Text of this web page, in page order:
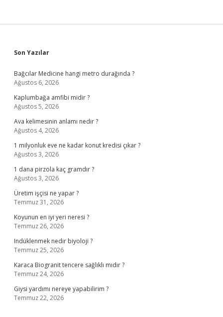
Sidebar
Son Yazılar
Bağcılar Medicine hangi metro durağında ?
Ağustos 6, 2026
Kaplumbağa amfibi midir ?
Ağustos 5, 2026
Ava kelimesinin anlamı nedir ?
Ağustos 4, 2026
1 milyonluk eve ne kadar konut kredisi çıkar ?
Ağustos 3, 2026
1 dana pirzola kaç gramdır ?
Ağustos 3, 2026
Üretim işçisi ne yapar ?
Temmuz 31, 2026
Koyunun en iyi yeri neresi ?
Temmuz 26, 2026
Indüklenmek nedir biyoloji ?
Temmuz 25, 2026
Karaca Biogranit tencere sağlıklı mıdır ?
Temmuz 24, 2026
Giysi yardımı nereye yapabilirim ?
Temmuz 22, 2026